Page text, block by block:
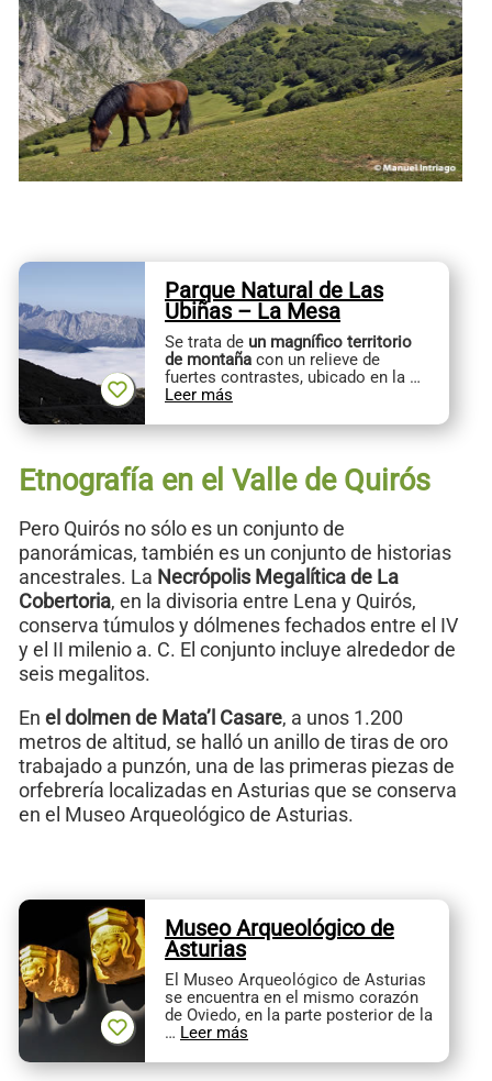
Parque Natural de Las
Ubiñas – La Mesa
Se trata de un magnífico territorio
de montaña con un relieve de
fuertes contrastes, ubicado en la …
Leer más
Etnografía en el Valle de Quirós
Pero Quirós no sólo es un conjunto de
panorámicas, también es un conjunto de historias
ancestrales. La Necrópolis Megalítica de La
Cobertoria, en la divisoria entre Lena y Quirós,
conserva túmulos y dólmenes fechados entre el IV
y el II milenio a. C. El conjunto incluye alrededor de
seis megalitos.
En el dolmen de Mata’l Casare, a unos 1.200
metros de altitud, se halló un anillo de tiras de oro
trabajado a punzón, una de las primeras piezas de
orfebrería localizadas en Asturias que se conserva
en el Museo Arqueológico de Asturias.
Museo Arqueológico de
Asturias
El Museo Arqueológico de Asturias
se encuentra en el mismo corazón
de Oviedo, en la parte posterior de la
… Leer más